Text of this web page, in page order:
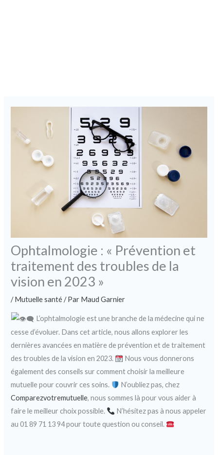
Ophtalmologie : « Prévention et
traitement des troubles de la
vision en 2023 »
/Mutuelle santé/ Par Maud Garnier
L’ophtalmologie est une branche de la médecine qui ne
cesse d’évoluer. Dans cet article, nous allons explorer les
dernières avancées en matière de prévention et de traitement
des troubles de la vision en 2023.
Nous vous donnerons
également des conseils sur comment choisir la meilleure
mutuelle pour couvrir ces soins.
N’oubliez pas, chez
Comparezvotremutuelle, nous sommes là pour vous aider à
faire le meilleur choix possible.
N’hésitez pas à nous appeler
au 01 89 71 13 94 pour toute question ou conseil.